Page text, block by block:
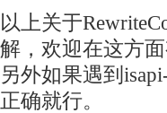
以上关于
解，欢迎在这方
另外如果遇到
正确就行。